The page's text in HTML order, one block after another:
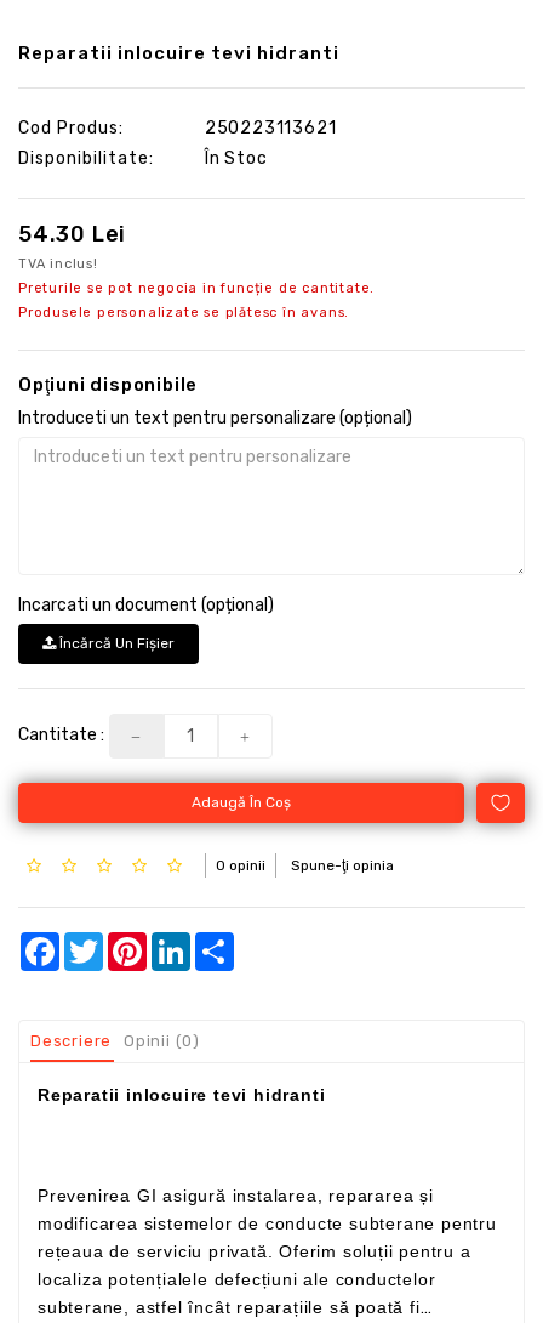
Reparatii inlocuire tevi hidranti
Cod Produs:
250223113621
Disponibilitate:
În Stoc
54.30 Lei
TVA inclus!
Preturile se pot negocia in funcție de cantitate.
Produsele personalizate se plătesc în avans.
Opţiuni disponibile
Introduceti un text pentru personalizare (opțional)
Incarcati un document (opțional)
Încărcă Un Fişier
Cantitate :
Adaugă În Coş
0 opinii Spune-ţi opinia
Facebook
TwitterPinterestLinkedIn
Descriere Opinii (0)
Reparatii inlocuire tevi hidranti
Prevenirea GI asigură instalarea, repararea și
modificarea sistemelor de conducte subterane pentru
rețeaua de serviciu privată. Oferim soluții pentru a
localiza potențialele defecțiuni ale conductelor
subterane, astfel încât reparațiile să poată fi